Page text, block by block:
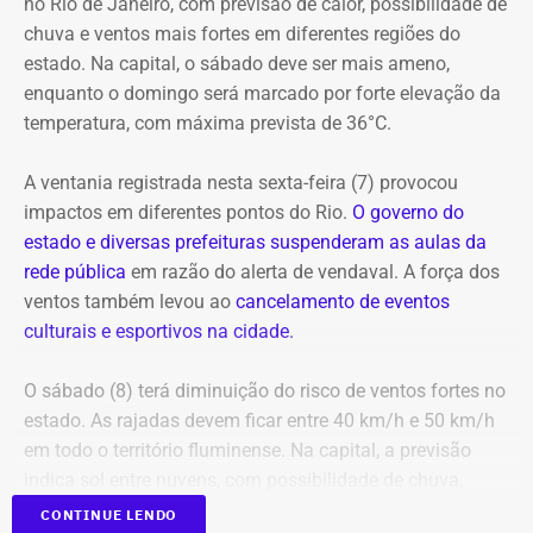
E com data retroativa: valendo a partir de 1º de janeiro.
Em outubro do mesmo ano, foi a vez de o próprio André
Marinho pedir para sair.
A exoneração, assinada no dia 23, encerrou a passagem
do rapaz pela Prefeitura do Rio.
chuva e ventos mais fortes em diferentes regiões do
estado. Na capital, o sábado deve ser mais ameno,
enquanto o domingo será marcado por forte elevação da
temperatura, com máxima prevista de 36°C.
A ventania registrada nesta sexta-feira (7) provocou
impactos em diferentes pontos do Rio. O governo do
estado e diversas prefeituras suspenderam as aulas da
rede pública em razão do alerta de vendaval. A força dos
ventos também levou ao cancelamento de eventos
culturais e esportivos na cidade.
O sábado (8) terá diminuição do risco de ventos fortes no
estado. As rajadas devem ficar entre 40 km/h e 50 km/h
em todo o território fluminense. Na capital, a previsão
temperaturas entre 20°C e 31°C e ventos fracos na maior
CONTINUE LENDO